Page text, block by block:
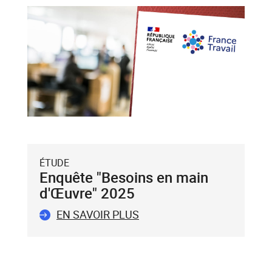
et
flèche
puis
validez-
le
avec
la
clavier.
Vous
ne
pouvez
ÉTUDE
Enquête "Besoins en main
d'Œuvre" 2025
EN SAVOIR PLUS